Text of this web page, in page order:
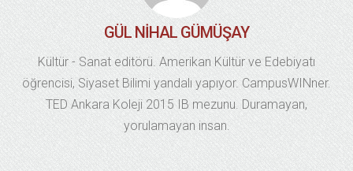
GÜL NIHAL GÜMÜŞAY
Kültür - Sanat editörü. Amerikan Kültür ve Edebiyatı
öğrencisi, Siyaset Bilimi yandalı yapıyor. CampusWINner.
TED Ankara Koleji 2015 IB mezunu. Duramayan,
yorulamayan insan.